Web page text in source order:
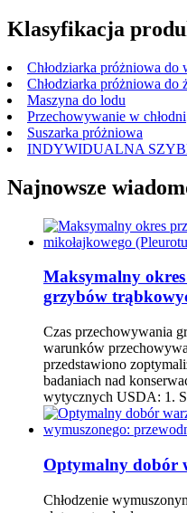
Klasyfikacja
Chłodziarka próżniowa do
Chłodziarka próżniowa do
Maszyna do lodu
Przechowywanie w chłodni
Suszarka próżniowa
INDYWIDUALNA
Najnowsze
Maksymalny
grzybów
Czas przechowywania
warunków
przedstawiono
badaniach nad
wytycznych USDA: 1.
Optymalny dobór
Chłodzenie